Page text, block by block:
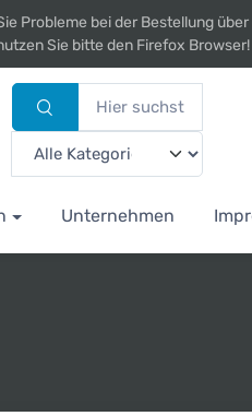
Probleme bei der Bestellung
Sie bitte den Firefox Browser!
Unternehmen